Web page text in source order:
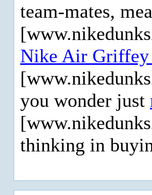
team-mates,
Nike Air
you wonder just
thinking in